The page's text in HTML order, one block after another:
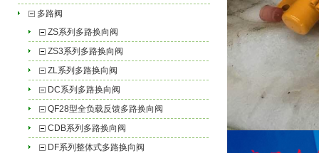
多路阀
ZS系列多路换向阀
ZS3系列多路换向阀
ZL系列多路换向阀
DC系列多路换向阀
QF28型全负载反馈多路换向阀
CDB系列多路换向阀
DF系列整体式多路换向阀